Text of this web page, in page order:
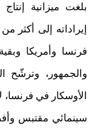
فرنسا وأمريكا
الأوسكار في
سينمائي مقتبس